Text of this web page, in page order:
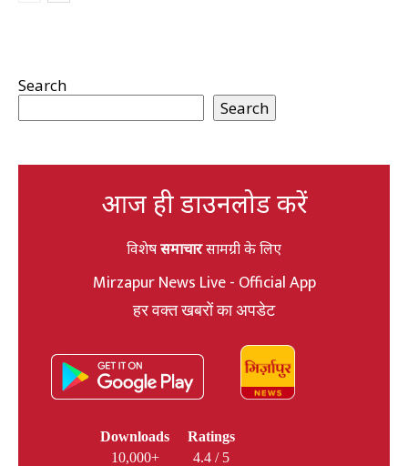
Search
Search
आज ही डाउनलोड करें
विशेषसमाचारसामग्री के लिए
Mirzapur News Live - Official App
हर वक्त खबरों का अपडेट
Downloads
10,000+
Ratings
4.4 / 5